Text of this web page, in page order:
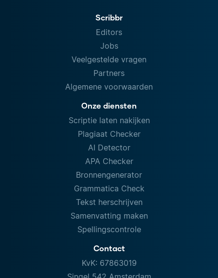
Scribbr
Editors
Jobs
Veelgestelde vragen
Partners
Algemene voorwaarden
Onze diensten
Scriptie laten nakijken
Plagiaat Checker
AI Detector
APA Checker
Bronnengenerator
Grammatica Check
Tekst herschrijven
Samenvatting maken
Spellingscontrole
Contact
KvK: 67863019